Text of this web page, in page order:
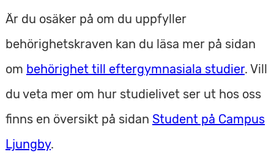
Är du osäker på om du uppfyller
behörighetskraven kan du läsa mer på sidan
om behörighet till eftergymnasiala studier. Vill
du veta mer om hur studielivet ser ut hos oss
finns en översikt på sidan Student på Campus
Ljungby.